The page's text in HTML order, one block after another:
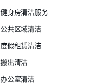
健身房清洁服务
公共区域清洁
度假租赁清洁
搬出清洁
办公室清洁